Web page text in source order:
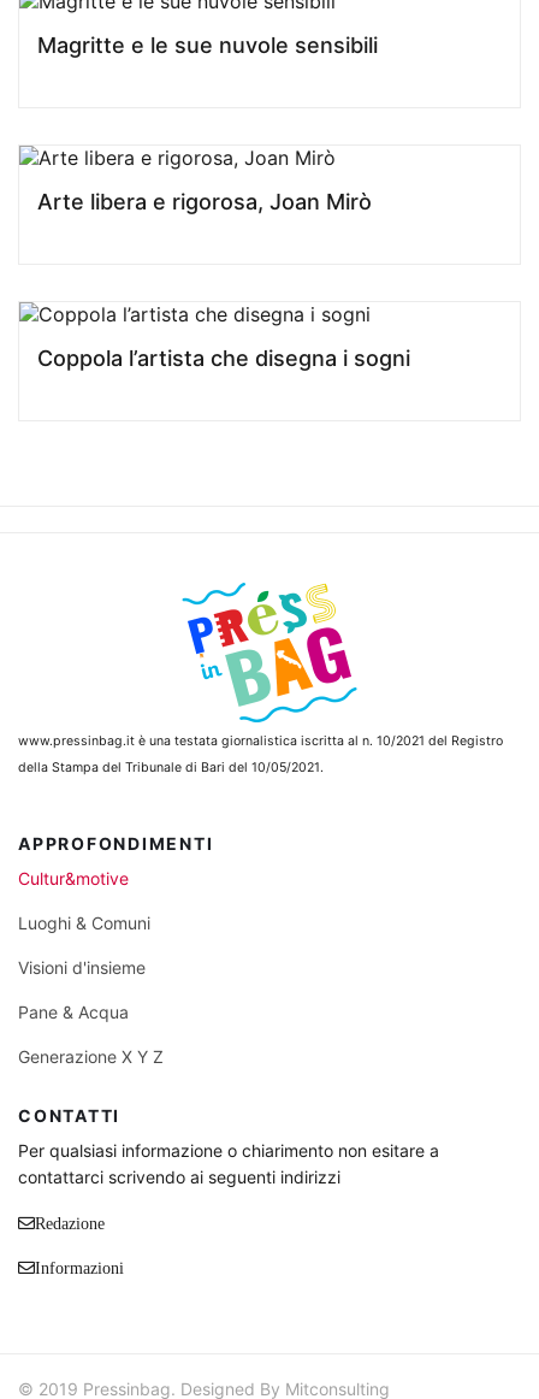
Magritte e le sue nuvole sensibili
Arte libera e rigorosa, Joan Mirò
Coppola l’artista che disegna i sogni
www.pressinbag.it è una testata giornalistica iscritta al n. 10/2021 del Registro
della Stampa del Tribunale di Bari del 10/05/2021.
APPROFONDIMENTI
Cultur&motive
Luoghi & Comuni
Visioni d'insieme
Pane & Acqua
Generazione X Y Z
CONTATTI
Per qualsiasi informazione o chiarimento non esitare a
contattarci scrivendo ai seguenti indirizzi
Redazione
Informazioni
© 2019 Pressinbag. Designed By Mitconsulting